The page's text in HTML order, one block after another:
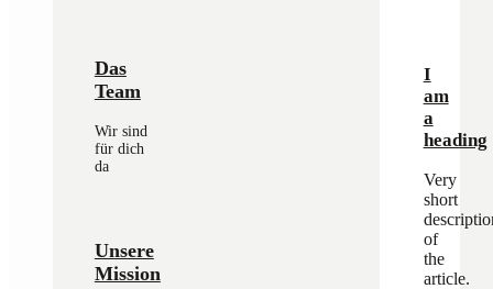
Das
Team
Wir sind
für dich
da
Unsere
Mission
I
am
a
heading
Very
short
of
the
article.